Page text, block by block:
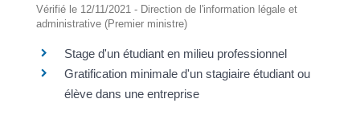
Vérifié le 12/11/2021 - Direction de l'information légale et
administrative (Premier ministre)
Stage d'un étudiant en milieu professionnel
Gratification minimale d'un stagiaire étudiant ou
élève dans une entreprise